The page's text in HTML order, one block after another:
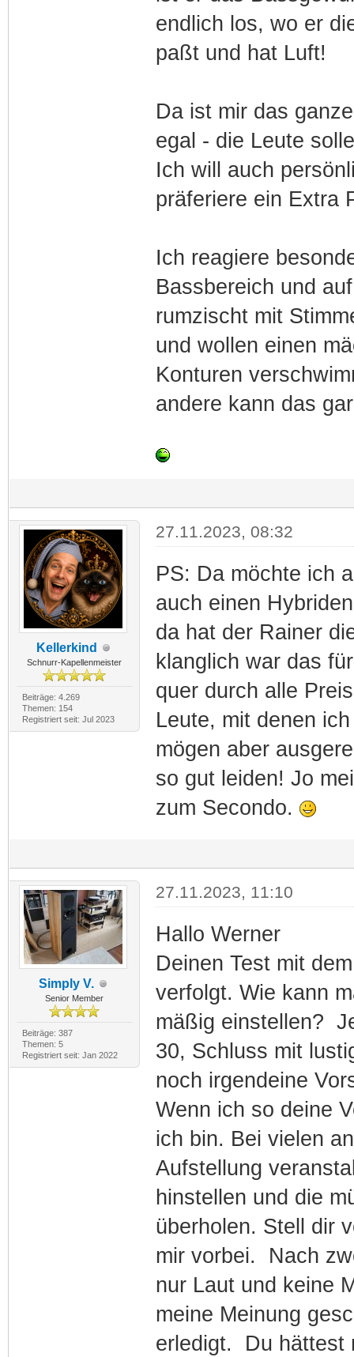
endlich los, wo er
paßt und hat Luft!
Da ist mir das
egal - die Leute
Ich will auch
präferiere ein Extra
Ich reagiere
Bassbereich und
rumzischt mit
und wollen einen
Konturen
andere kann das
Kellerkind
Schnurr-Kapellenmeister
Beiträge: 4.269
Themen: 154
Registriert seit: Jul 2023
27.11.2023, 08:32
PS: Da möchte ich
auch einen
da hat der Rainer
klanglich war das
quer durch alle
Leute, mit denen
mögen aber
so gut leiden! Jo
zum Secondo.
Simply V.
Senior Member
Beiträge: 387
Themen: 5
Registriert seit: Jan 2022
27.11.2023, 11:10
Hallo Werner
Deinen Test mit
verfolgt. Wie kann
mäßig einstellen?
30, Schluss mit
noch irgendeine
Wenn ich so deine
ich bin. Bei vielen
Aufstellung
hinstellen und die
überholen. Stell dir
mir vorbei. Nach
nur Laut und keine
meine Meinung
erledigt. Du hättest